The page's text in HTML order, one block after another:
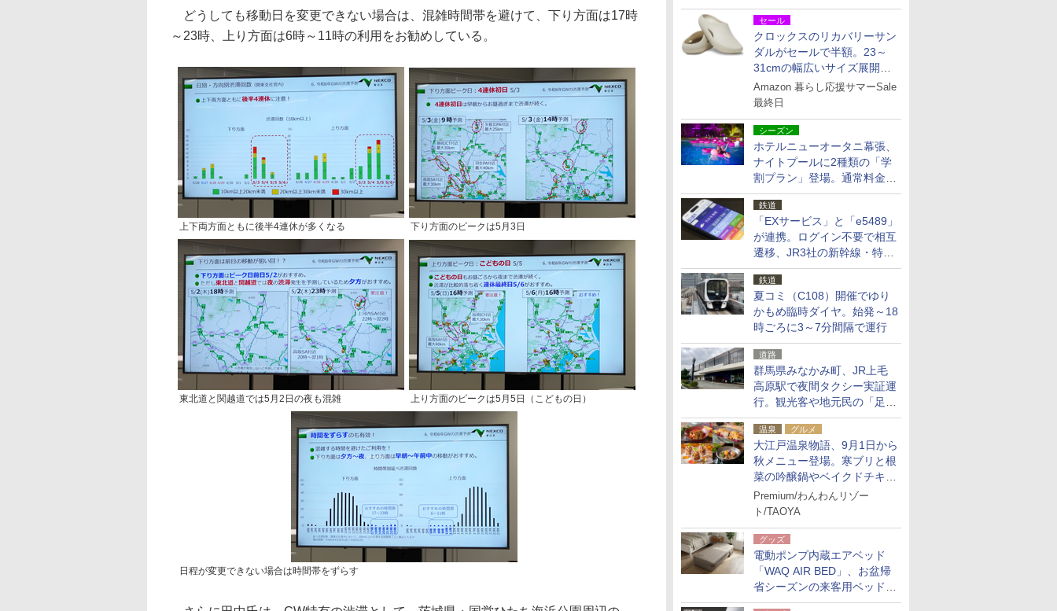
を9月15日から発売
セール
クロックスのリカバリーサン
ダルがセールで半額。23～
31cmの幅広いサイズ展開、
独自のクッション素材を採用
Amazon 暮らし応援サマーSale
最終日
シーズン
ホテルニューオータニ幕張、
ナイトプールに2種類の「学
割プラン」登場。通常料金の
およそ半額でお得に夜活
鉄道
「EXサービス」と「e5489」
が連携。ログイン不要で相互
遷移、JR3社の新幹線・特急
予約をアプリで一括確認
鉄道
夏コミ（C108）開催でゆり
かもめ臨時ダイヤ。始発～18
時ごろに3～7分間隔で運行
道路
群馬県みなかみ町、JR上毛
高原駅で夜間タクシー実証運
行。観光客や地元民の「足が
ない」課題解消へ、木金土に
2台体制
温泉 グルメ
大江戸温泉物語、9月1日から
秋メニュー登場。寒ブリと根
菜の吟醸鍋やベイクドチキ
ン、ショコラ＆栗スイーツも
食べ放題に
Premium/わんわんリゾー
ト/TAOYA
グッズ
電動ポンプ内蔵エアベッド
「WAQ AIR BED」、お盆帰
省シーズンの来客用ベッドに
も。使用後は収納バッグでコ
どうしても移動日を変更できない場合は、混雑時間帯を避けて、下り方面は17時
～23時、上り方面は6時～11時の利用をお勧めしている。
上下両方面ともに後半4連休が多くなる 下り方面のピークは5月3日
東北道と関越道では5月2日の夜も混雑 上り方面のピークは5月5日（こどもの日）
日程が変更できない場合は時間帯をずらす